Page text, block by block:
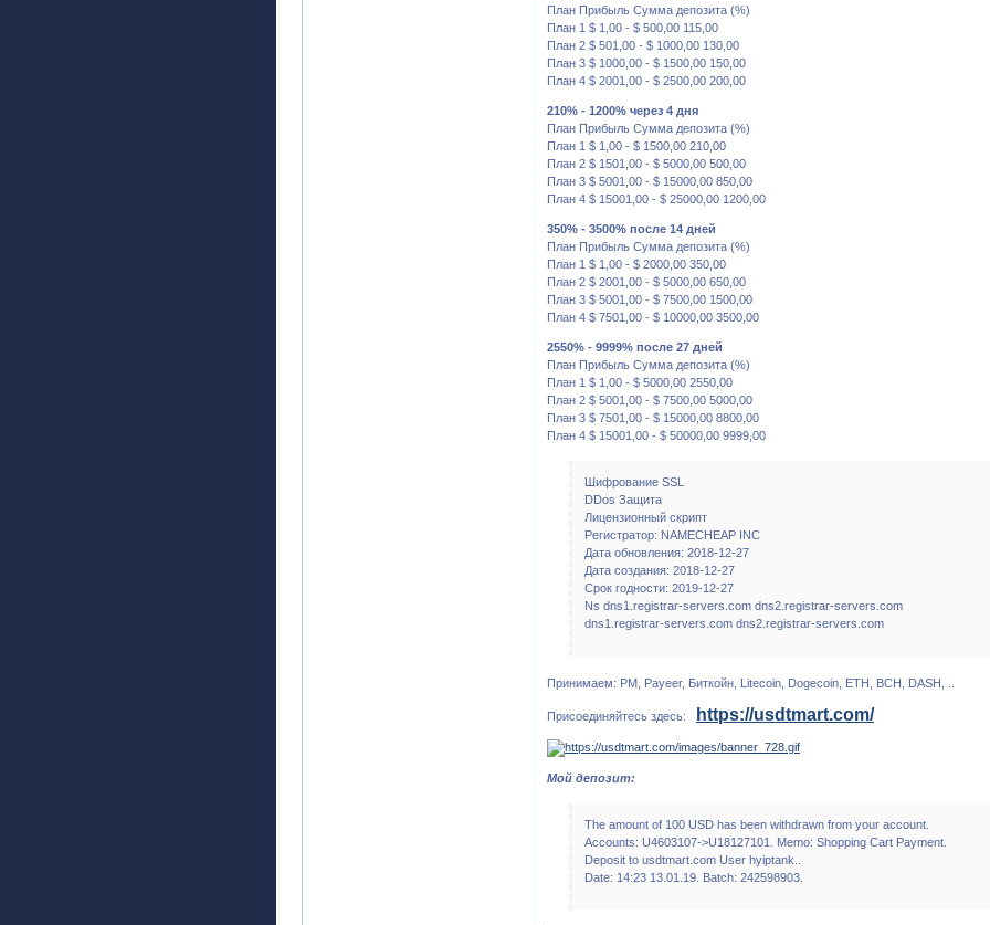
План Прибыль Сумма депозита (%)
План 1 $ 1,00 - $ 500,00 115,00
План 2 $ 501,00 - $ 1000,00 130,00
План 3 $ 1000,00 - $ 1500,00 150,00
План 4 $ 2001,00 - $ 2500,00 200,00
210% - 1200% через 4 дня
План Прибыль Сумма депозита (%)
План 1 $ 1,00 - $ 1500,00 210,00
План 2 $ 1501,00 - $ 5000,00 500,00
План 3 $ 5001,00 - $ 15000,00 850,00
План 4 $ 15001,00 - $ 25000,00 1200,00
350% - 3500% после 14 дней
План Прибыль Сумма депозита (%)
План 1 $ 1,00 - $ 2000,00 350,00
План 2 $ 2001,00 - $ 5000,00 650,00
План 3 $ 5001,00 - $ 7500,00 1500,00
План 4 $ 7501,00 - $ 10000,00 3500,00
2550% - 9999% после 27 дней
План Прибыль Сумма депозита (%)
План 1 $ 1,00 - $ 5000,00 2550,00
План 2 $ 5001,00 - $ 7500,00 5000,00
План 3 $ 7501,00 - $ 15000,00 8800,00
План 4 $ 15001,00 - $ 50000,00 9999,00
Шифрование SSL
DDos Защита
Лицензионный скрипт
Регистратор: NAMECHEAP INC
Дата обновления: 2018-12-27
Дата создания: 2018-12-27
Срок годности: 2019-12-27
Ns dns1.registrar-servers.com dns2.registrar-servers.com
dns1.registrar-servers.com dns2.registrar-servers.com
Принимаем: PM, Payeer, Биткойн, Litecoin, Dogecoin, ETH, BCH, DASH, ..
Присоединяйтесь здесь: https://usdtmart.com/
Мой депозит:
The amount of 100 USD has been withdrawn from your account.
Accounts: U4603107->U18127101. Memo: Shopping Cart Payment.
Deposit to usdtmart.com User hyiptank..
Date: 14:23 13.01.19. Batch: 242598903.